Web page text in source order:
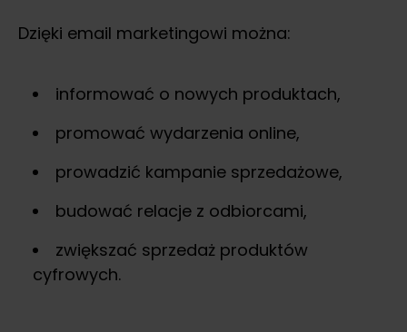
Dzięki email marketingowi można:
informować o nowych produktach,
promować wydarzenia online,
prowadzić kampanie sprzedażowe,
budować relacje z odbiorcami,
zwiększać sprzedaż produktów
cyfrowych.